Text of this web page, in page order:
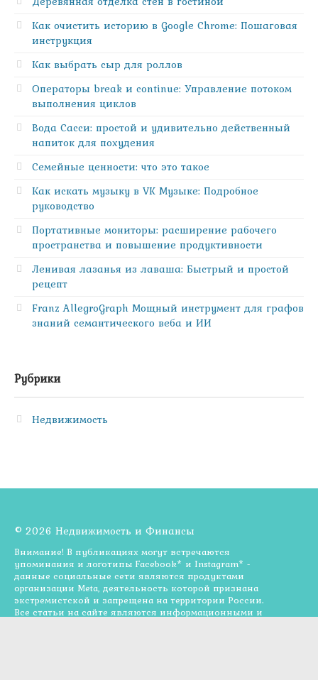
Как очистить историю в Google Chrome: Пошаговая
инструкция
Как выбрать сыр для роллов
Операторы break и continue: Управление потоком
выполнения циклов
Вода Сасси: простой и удивительно действенный
напиток для похудения
Семейные ценности: что это такое
Как искать музыку в VK Музыке: Подробное
руководство
Портативные мониторы: расширение рабочего
пространства и повышение продуктивности
Ленивая лазанья из лаваша: Быстрый и простой
рецепт
Franz AllegroGraph Мощный инструмент для графов
знаний семантического веба и ИИ
Рубрики
Недвижимость
© 2026 Недвижимость и Финансы
Внимание! В публикациях могут встречаются
упоминания и логотипы Facebook* и Instagram* -
данные социальные сети являются продуктами
организации Meta, деятельность которой признана
экстремистской и запрещена на территории России.
Все статьи на сайте являются информационными и